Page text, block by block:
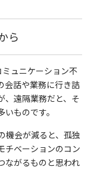
ら
ュニケーション不
会話や業務に行き詰
、遠隔業務だと、そ
ものです。
機会が減ると、孤独
チベーションのコン
ながるものと思われ